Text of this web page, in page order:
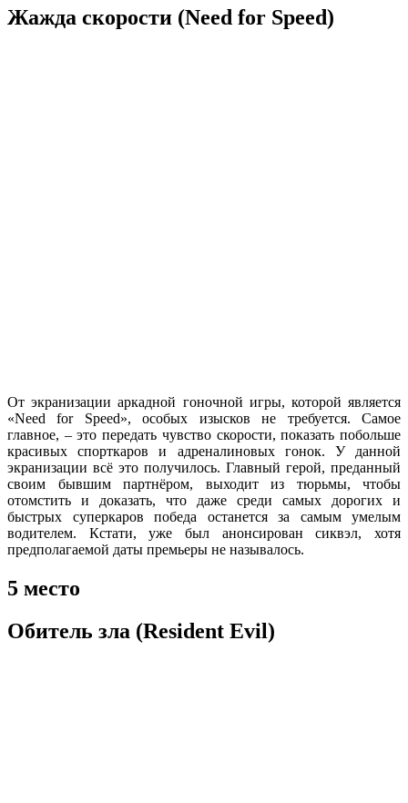
Жажда скорости (Need for Speed)
От экранизации аркадной гоночной игры, которой является
«Need for Speed», особых изысков не требуется. Самое
главное, – это передать чувство скорости, показать побольше
красивых спорткаров и адреналиновых гонок. У данной
экранизации всё это получилось. Главный герой, преданный
своим бывшим партнёром, выходит из тюрьмы, чтобы
отомстить и доказать, что даже среди самых дорогих и
быстрых суперкаров победа останется за самым умелым
водителем. Кстати, уже был анонсирован сиквэл, хотя
предполагаемой даты премьеры не называлось.
5 место
Обитель зла (Resident Evil)